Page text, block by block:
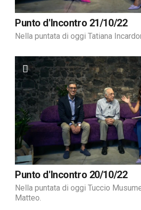
Punto d'Incontro 21/10/22
Nella puntata di oggi Tatiana
Punto d'Incontro 20/10/22
Nella puntata di oggi Tuccio
Matteo.